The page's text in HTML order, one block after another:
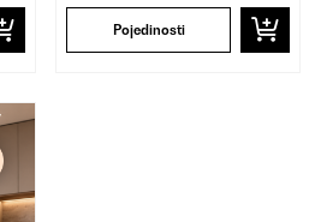
Pojedinosti